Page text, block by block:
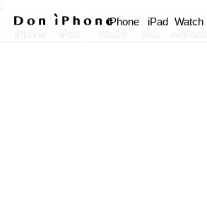
;
Watch
iPad
iPhone